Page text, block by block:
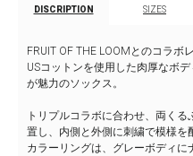
DISCRIPTION SIZES
FRUIT OF THE LOOMとのコラボ
USコットンを使用した肉厚なボ
が魅力のソックス。
トリプルコラボに合わせ、両く
置し、内側と外側に刺繍で模様を
カラーリングは、グレーボディ